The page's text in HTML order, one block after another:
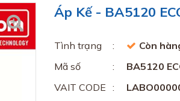
Áp Kế - BA5120
Tình trạng
Còn
Mã số
BA5120
VAIT CODE